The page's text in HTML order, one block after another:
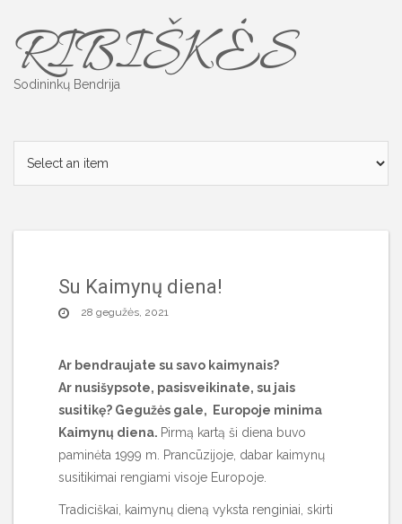
content
RIBIŠKĖS
Sodininkų Bendrija
Su Kaimynų diena!
28 gegužės, 2021
Ar bendraujate su savo kaimynais?
Ar nusišypsote, pasisveikinate, su jais
susitikę? Gegužės gale, Europoje minima
Kaimynų diena. Pirmą kartą ši diena buvo
paminėta 1999 m. Prancūzijoje, dabar kaimynų
susitikimai rengiami visoje Europoje.
Tradiciškai, kaimynų dieną vyksta renginiai, skirti